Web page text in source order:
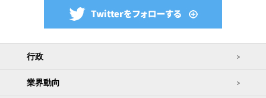
行政
業界動向